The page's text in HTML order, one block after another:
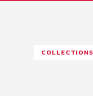
COLLECTIONS